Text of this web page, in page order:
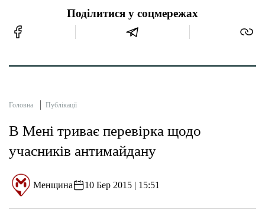
Поділитися у соцмережах
Головна Публікації
В Мені триває перевірка щодо
учасників антимайдану
Менщина 10 Бер 2015 | 15:51